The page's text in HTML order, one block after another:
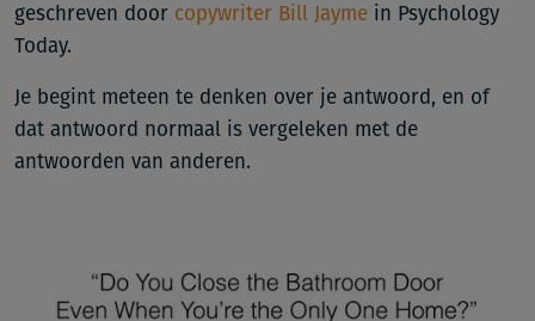
geschreven door copywriter Bill Jayme in Psychology
Today.
Je begint meteen te denken over je antwoord, en of
dat antwoord normaal is vergeleken met de
antwoorden van anderen.